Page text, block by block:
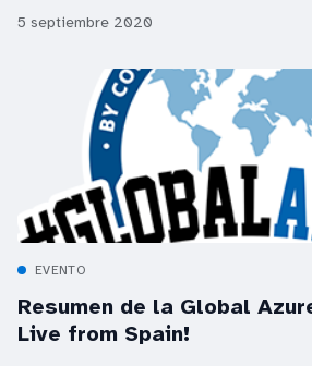
5 septiembre 2020
EVENTO
Resumen de la Global
Live from Spain!